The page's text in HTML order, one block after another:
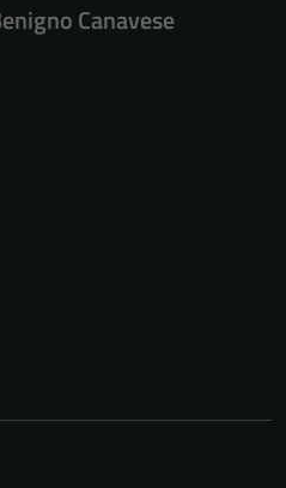
Canavese